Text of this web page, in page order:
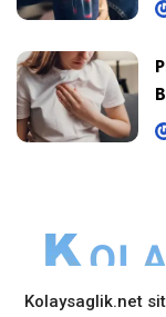
Kolaysaglik.net